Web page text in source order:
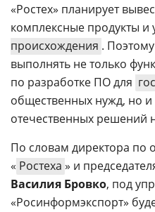
«Ростех» планирует
комплексные продукты и
происхождения .
выполнять не только
по разработке ПО для
общественных нужд, но и
отечественных решений
По словам директора по
« Ростеха » и
Василия Бровко, под
«Росинформэкспорт»